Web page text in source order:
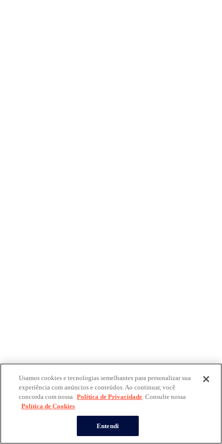
Usamos cookies e tecnologias semelhantes para personalizar sua
experiência com anúncios e conteúdos. Ao continuar, você
concorda com nossa Política de Privacidade. Consulte nossa
Política de Cookies
Entendi